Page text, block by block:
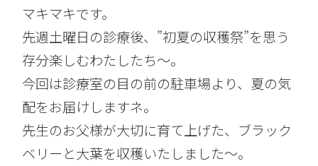
マキマキです。
先週土曜日の診療後、”初夏の収穫祭”を思う
存分楽しむわたしたち～。
今回は診療室の目の前の駐車場より、夏の気
配をお届けしますネ。
先生のお父様が大切に育て上げた、ブラック
ベリーと大葉を収穫いたしました～。